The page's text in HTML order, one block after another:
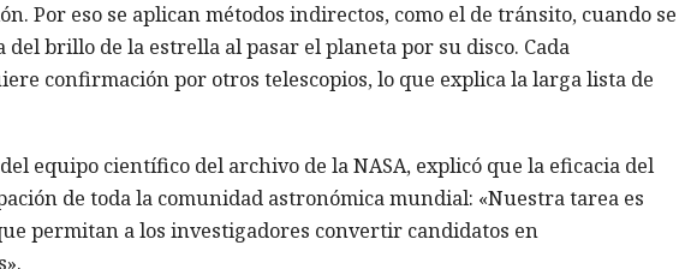
Por eso se aplican métodos indirectos, como el de tránsito, cuando se
brillo de la estrella al pasar el planeta por su disco. Cada
confirmación por otros telescopios, lo que explica la larga lista de
equipo científico del archivo de la NASA, explicó que la eficacia del
de toda la comunidad astronómica mundial: «Nuestra tarea es
permitan a los investigadores convertir candidatos en